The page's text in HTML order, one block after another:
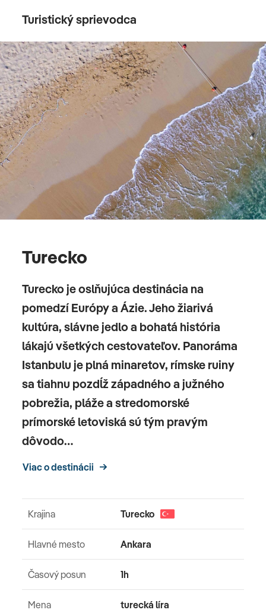
Turistický sprievodca
Turecko
Turecko je oslňujúca destinácia na
pomedzí Európy a Ázie. Jeho žiarivá
kultúra, slávne jedlo a bohatá história
lákajú všetkých cestovateľov. Panoráma
Istanbulu je plná minaretov, rímske ruiny
sa tiahnu pozdĺž západného a južného
pobrežia, pláže a stredomorské
prímorské letoviská sú tým pravým
dôvodo…
Viac o destinácii
Krajina Turecko
Hlavné mesto Ankara
Časový posun 1h
Mena turecká líra